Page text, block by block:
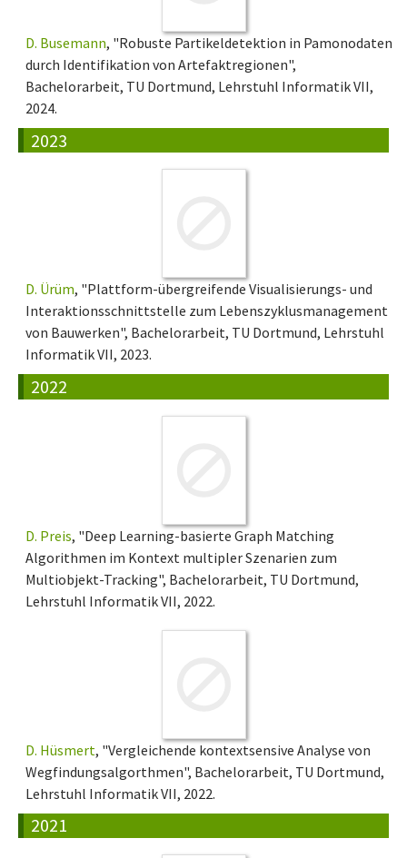
D. Busemann, "Robuste Partikeldetektion in Pamonodaten
durch Identifikation von Artefaktregionen",
Bachelorarbeit, TU Dortmund, Lehrstuhl Informatik VII,
2024.
2023
D. Ürüm, "Plattform-übergreifende Visualisierungs- und
Interaktionsschnittstelle zum Lebenszyklusmanagement
von Bauwerken", Bachelorarbeit, TU Dortmund, Lehrstuhl
Informatik VII, 2023.
2022
D. Preis, "Deep Learning-basierte Graph Matching
Algorithmen im Kontext multipler Szenarien zum
Multiobjekt-Tracking", Bachelorarbeit, TU Dortmund,
Lehrstuhl Informatik VII, 2022.
D. Hüsmert, "Vergleichende kontextsensive Analyse von
Wegfindungsalgorthmen", Bachelorarbeit, TU Dortmund,
Lehrstuhl Informatik VII, 2022.
2021